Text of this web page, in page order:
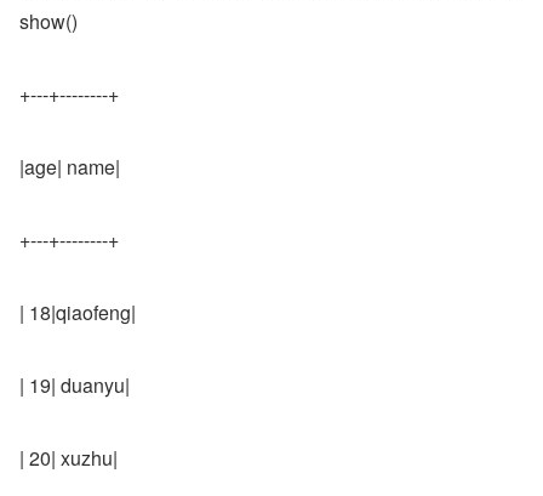
show()
+---+--------+
|age| name|
+---+--------+
| 18|qiaofeng|
| 19| duanyu|
| 20| xuzhu|